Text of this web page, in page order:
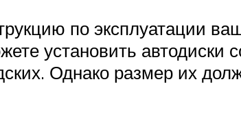
по эксплуатации
установить автодиски
Однако размер их